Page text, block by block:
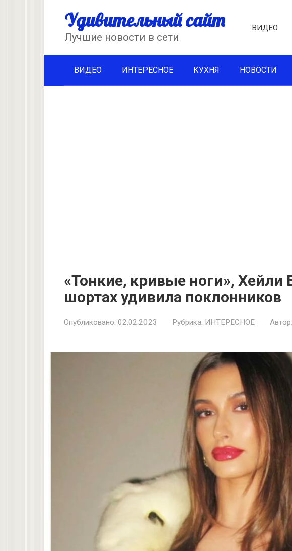
Удивительный сайт
Лучшие новости в сети
ВИДЕО
ВИДЕО ИНТЕРЕСНОЕ КУХНЯ НОВОСТИ
«Тонкие, кривые ноги», Хейли
шортах удивила поклонников
Опубликовано: 02.02.2023 Рубрика: ИНТЕРЕСНОЕ Автор: